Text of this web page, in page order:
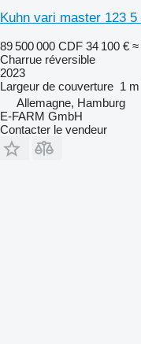
Kuhn vari master 123 5
89 500 000 CDF 34 100 € ≈
Charrue réversible
2023
Largeur de couverture 1 m
Allemagne, Hamburg
E-FARM GmbH
Contacter le vendeur